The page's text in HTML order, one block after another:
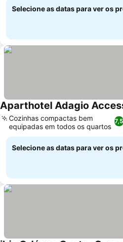
Selecione as datas para ver os
Aparthotel Adagio
Cozinhas compactas bem
equipadas em todos os quartos
Selecione as datas para ver os